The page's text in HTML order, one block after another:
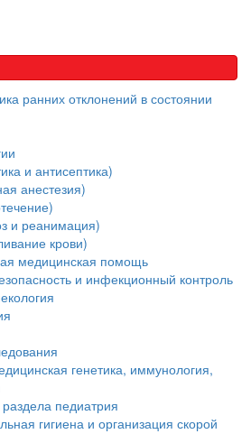
ранних отклонений в состоянии
и антисептика)
анестезия)
и реанимация)
крови)
медицинская помощь
и инфекционный контроль
генетика, иммунология,
педиатрия
гигиена и организация скорой